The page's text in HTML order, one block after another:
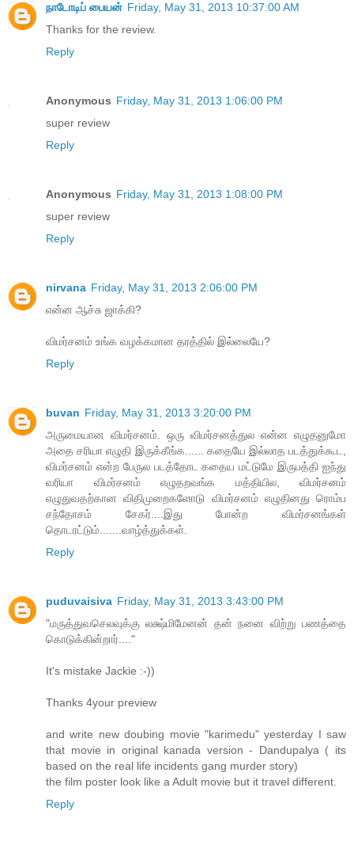
நாடோடிப் பையன் Friday, May 31, 2013 10:37:00 AM
Thanks for the review.
Reply
Anonymous Friday, May 31, 2013 1:06:00 PM
super review
Reply
Anonymous Friday, May 31, 2013 1:08:00 PM
super review
Reply
nirvana Friday, May 31, 2013 2:06:00 PM
என்ன ஆச்சு ஜாக்கி?
விமர்சனம் உங்க வழக்கமான தரத்தில் இல்லையே?
Reply
buvan Friday, May 31, 2013 3:20:00 PM
அருமையான விமர்சனம். ஒரு விமர்சனத்துல என்ன எழுதனுமோ
அதை சரியா எழுதி இருக்கீங்க...... கதையே இல்லாத படத்துக்கூட,
விமர்சனம் என்ற பேருல படத்தோட கதைய மட்டுமே இருபத்தி ஐந்து
வரியா விமர்சனம் எழுதறவங்க மத்தியில, விமர்சனம்
எழுதுவதற்கான விதிமுறைகளோடு விமர்சனம் எழுதினது ரொம்ப
சந்தோசம் சேகர்....இது போன்ற விமர்சனங்கள்
தொடரட்டும்.......வாழ்த்துக்கள்.
Reply
puduvaisiva Friday, May 31, 2013 3:43:00 PM
"மருத்துவசெலவுக்கு லக்ஷ்மிமேனன் தன் நனை விற்று பணத்தை
கொடுக்கின்றார்...."
It's mistake Jackie :-))
Thanks 4your preview
and write new doubing movie "karimedu" yesterday I saw
that movie in original kanada version - Dandupalya ( its
based on the real life incidents gang murder story)
the film poster look like a Adult movie but it travel different.
Reply